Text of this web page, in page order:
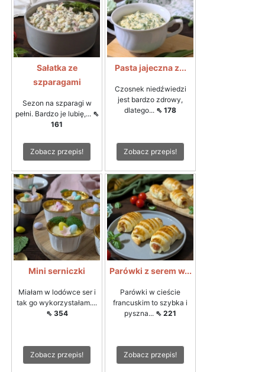
Sałatka ze
szparagami
Sezon na szparagi w
pełni. Bardzo je lubię,... ⇖
161
Zobacz przepis!
Pasta jajeczna z...
Czosnek niedźwiedzi
jest bardzo zdrowy,
dlatego... ⇖ 178
Zobacz przepis!
Mini serniczki
Miałam w lodówce ser i
tak go wykorzystałam....
⇖ 354
Zobacz przepis!
Parówki z serem w...
Parówki w cieście
francuskim to szybka i
pyszna... ⇖ 221
Zobacz przepis!